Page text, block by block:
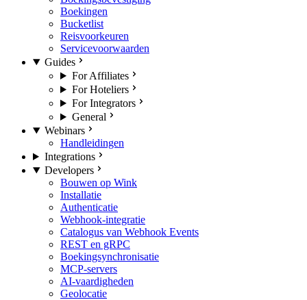
Boekingen
Bucketlist
Reisvoorkeuren
Servicevoorwaarden
Guides
For Affiliates
For Hoteliers
For Integrators
General
Webinars
Handleidingen
Integrations
Developers
Bouwen op Wink
Installatie
Authenticatie
Webhook-integratie
Catalogus van Webhook Events
REST en gRPC
Boekingsynchronisatie
MCP-servers
AI-vaardigheden
Geolocatie